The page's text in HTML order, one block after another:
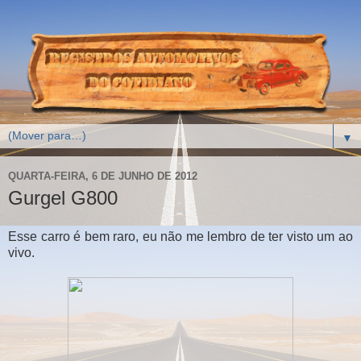
▼
QUARTA-FEIRA, 6 DE JUNHO DE 2012
Gurgel G800
Esse carro é bem raro, eu não me lembro de ter visto um ao
vivo.